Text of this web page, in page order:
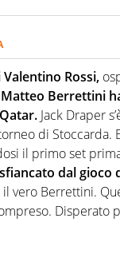
modo di traslare
Non si perde una
Rossi,
Matteo Berrettini
Jack Draper
di Stoccarda.
il primo set
dal gioco
vero Berrettini.
Disperato